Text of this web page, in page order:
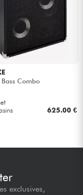
Combo
625.00 €
exclusives,